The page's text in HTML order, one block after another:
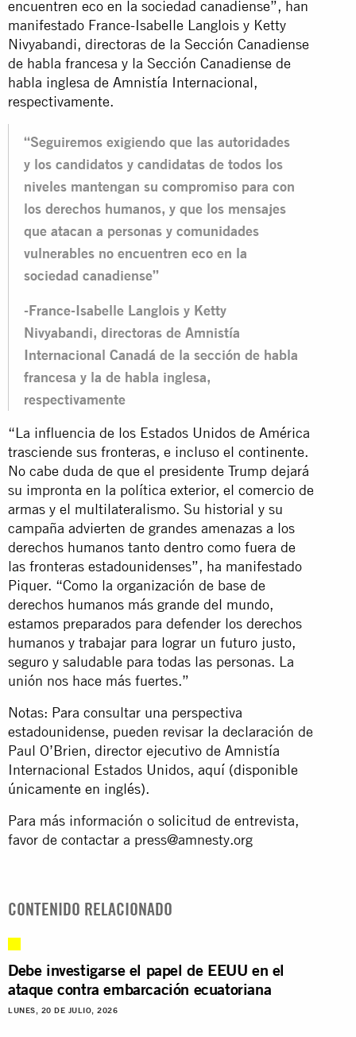
encuentren eco en la sociedad canadiense”, han
manifestado France-Isabelle Langlois y Ketty
Nivyabandi, directoras de la Sección Canadiense
de habla francesa y la Sección Canadiense de
habla inglesa de Amnistía Internacional,
respectivamente.
“Seguiremos exigiendo que las autoridades
y los candidatos y candidatas de todos los
niveles mantengan su compromiso para con
los derechos humanos, y que los mensajes
que atacan a personas y comunidades
vulnerables no encuentren eco en la
sociedad canadiense”
-France-Isabelle Langlois y Ketty
Nivyabandi, directoras de Amnistía
Internacional Canadá de la sección de habla
francesa y la de habla inglesa,
respectivamente
“La influencia de los Estados Unidos de América
trasciende sus fronteras, e incluso el continente.
No cabe duda de que el presidente Trump dejará
su impronta en la política exterior, el comercio de
armas y el multilateralismo. Su historial y su
campaña advierten de grandes amenazas a los
derechos humanos tanto dentro como fuera de
las fronteras estadounidenses”, ha manifestado
Piquer. “Como la organización de base de
derechos humanos más grande del mundo,
estamos preparados para defender los derechos
humanos y trabajar para lograr un futuro justo,
seguro y saludable para todas las personas. La
unión nos hace más fuertes.”
Notas: Para consultar una perspectiva
estadounidense, pueden revisar la declaración de
Paul O’Brien, director ejecutivo de Amnistía
Internacional Estados Unidos, aquí (disponible
únicamente en inglés).
Para más información o solicitud de entrevista,
favor de contactar a press@amnesty.org
CONTENIDO RELACIONADO
Debe investigarse el papel de EEUU en el
ataque contra embarcación ecuatoriana
LUNES, 20 DE JULIO, 2026